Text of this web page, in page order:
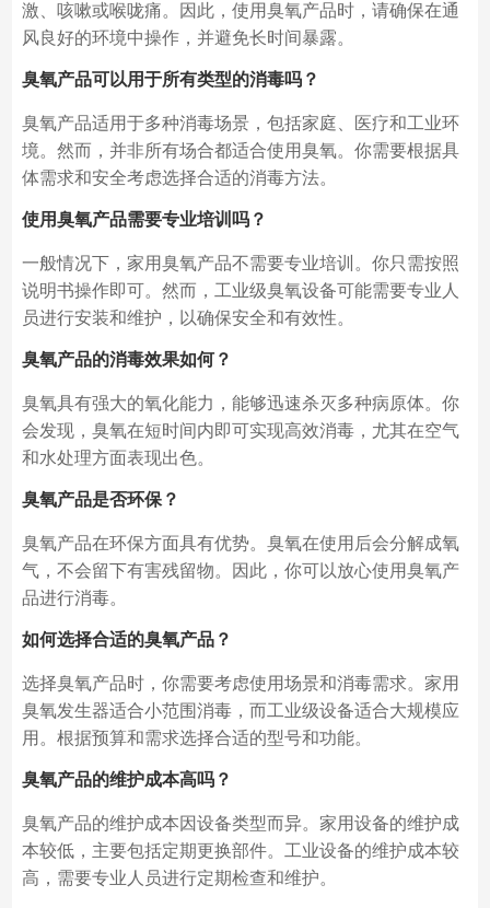
激、咳嗽或喉咙痛。因此，使用臭氧产品时，请确保在通
风良好的环境中操作，并避免长时间暴露。
臭氧产品可以用于所有类型的消毒吗？
臭氧产品适用于多种消毒场景，包括家庭、医疗和工业环
境。然而，并非所有场合都适合使用臭氧。你需要根据具
体需求和安全考虑选择合适的消毒方法。
使用臭氧产品需要专业培训吗？
一般情况下，家用臭氧产品不需要专业培训。你只需按照
说明书操作即可。然而，工业级臭氧设备可能需要专业人
员进行安装和维护，以确保安全和有效性。
臭氧产品的消毒效果如何？
臭氧具有强大的氧化能力，能够迅速杀灭多种病原体。你
会发现，臭氧在短时间内即可实现高效消毒，尤其在空气
和水处理方面表现出色。
臭氧产品是否环保？
臭氧产品在环保方面具有优势。臭氧在使用后会分解成氧
气，不会留下有害残留物。因此，你可以放心使用臭氧产
品进行消毒。
如何选择合适的臭氧产品？
选择臭氧产品时，你需要考虑使用场景和消毒需求。家用
臭氧发生器适合小范围消毒，而工业级设备适合大规模应
用。根据预算和需求选择合适的型号和功能。
臭氧产品的维护成本高吗？
臭氧产品的维护成本因设备类型而异。家用设备的维护成
本较低，主要包括定期更换部件。工业设备的维护成本较
高，需要专业人员进行定期检查和维护。